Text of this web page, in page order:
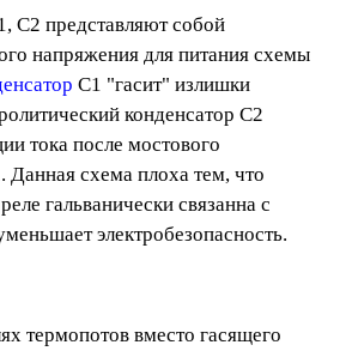
C2 представляют собой
напряжения для питания схемы
C1 "гасит" излишки
конденсатор C2
тока после мостового
Данная схема плоха тем, что
гальванически связанна с
электробезопасность.
термопотов вместо гасящего